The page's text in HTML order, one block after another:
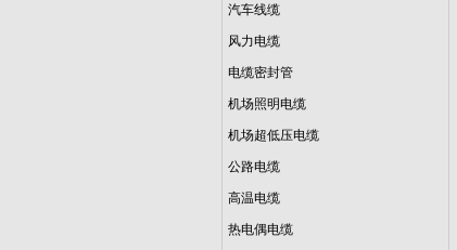
汽车线缆
风力电缆
电缆密封管
机场照明电缆
机场超低压电缆
公路电缆
高温电缆
热电偶电缆